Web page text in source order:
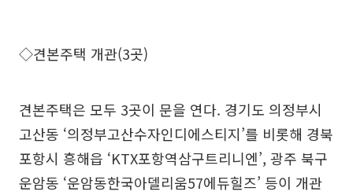
◇견본주택 개관(3곳)
견본주택은 모두 3곳이 문을 연다. 경기도 의정부시
고산동 ‘의정부고산수자인디에스티지’를 비롯해 경북
포항시 흥해읍 ‘KTX포항역삼구트리니엔’, 광주 북구
운암동 ‘운암동한국아델리움57에듀힐즈’ 등이 개관